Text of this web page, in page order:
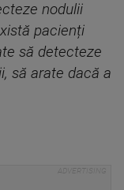
nodulii
pacienți
să detecteze
să arate dacă a